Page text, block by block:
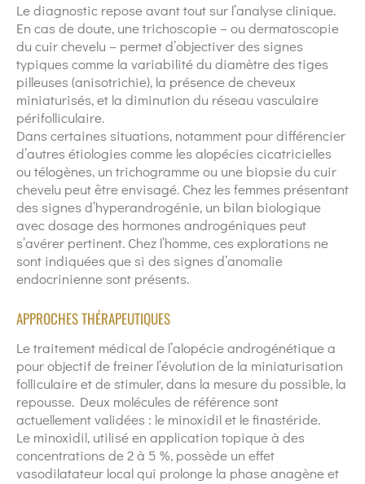
Le diagnostic repose avant tout sur l’analyse clinique.
En cas de doute, une trichoscopie – ou dermatoscopie
du cuir chevelu – permet d’objectiver des signes
typiques comme la variabilité du diamètre des tiges
pilleuses (anisotrichie), la présence de cheveux
miniaturisés, et la diminution du réseau vasculaire
périfolliculaire.
Dans certaines situations, notamment pour différencier
d’autres étiologies comme les alopécies cicatricielles
ou télogènes, un trichogramme ou une biopsie du cuir
chevelu peut être envisagé. Chez les femmes présentant
des signes d’hyperandrogénie, un bilan biologique
avec dosage des hormones androgéniques peut
s’avérer pertinent. Chez l’homme, ces explorations ne
sont indiquées que si des signes d’anomalie
endocrinienne sont présents.
APPROCHES THÉRAPEUTIQUES
Le traitement médical de l’alopécie androgénétique a
pour objectif de freiner l’évolution de la miniaturisation
folliculaire et de stimuler, dans la mesure du possible, la
repousse. Deux molécules de référence sont
actuellement validées : le minoxidil et le finastéride.
Le minoxidil, utilisé en application topique à des
concentrations de 2 à 5 %, possède un effet
vasodilatateur local qui prolonge la phase anagène et